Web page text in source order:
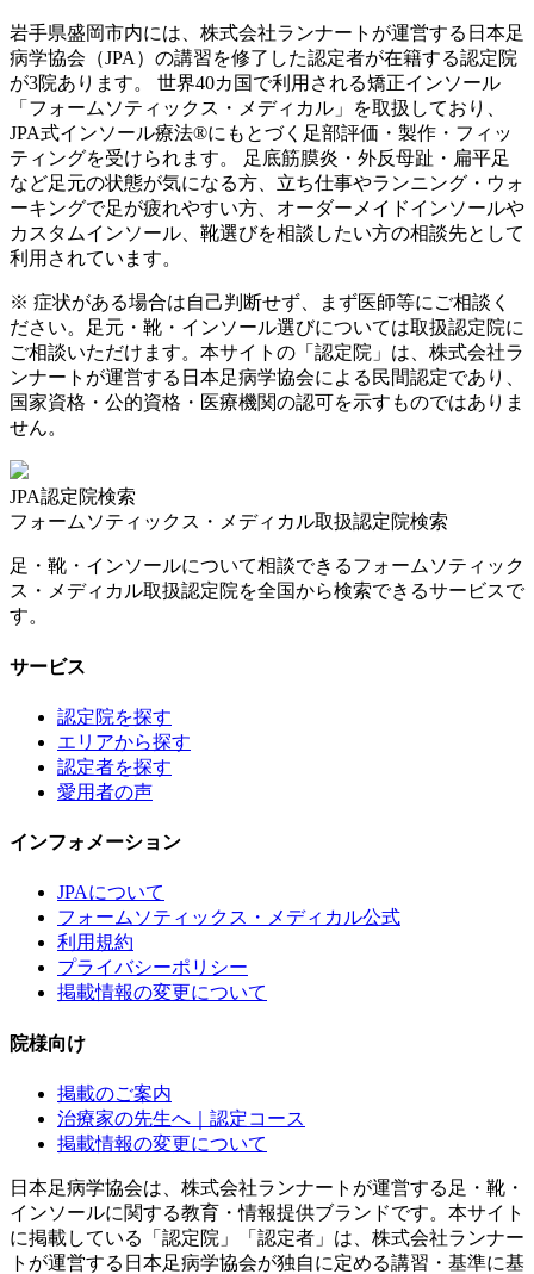
岩手県盛岡市内には、株式会社ランナートが運営する日本足
病学協会（JPA）の講習を修了した認定者が在籍する認定院
が3院あります。 世界40カ国で利用される矯正インソール
「フォームソティックス・メディカル」を取扱しており、
JPA式インソール療法®にもとづく足部評価・製作・フィッ
ティングを受けられます。 足底筋膜炎・外反母趾・扁平足
など足元の状態が気になる方、立ち仕事やランニング・ウォ
ーキングで足が疲れやすい方、オーダーメイドインソールや
カスタムインソール、靴選びを相談したい方の相談先として
利用されています。
※ 症状がある場合は自己判断せず、まず医師等にご相談く
ださい。足元・靴・インソール選びについては取扱認定院に
ご相談いただけます。本サイトの「認定院」は、株式会社ラ
ンナートが運営する日本足病学協会による民間認定であり、
国家資格・公的資格・医療機関の認可を示すものではありま
せん。
JPA認定院検索
フォームソティックス・メディカル取扱認定院検索
足・靴・インソールについて相談できるフォームソティック
ス・メディカル取扱認定院を全国から検索できるサービスで
す。
サービス
認定院を探す
エリアから探す
認定者を探す
愛用者の声
インフォメーション
JPAについて
フォームソティックス・メディカル公式
利用規約
プライバシーポリシー
掲載情報の変更について
院様向け
掲載のご案内
治療家の先生へ｜認定コース
掲載情報の変更について
日本足病学協会は、株式会社ランナートが運営する足・靴・
インソールに関する教育・情報提供ブランドです。本サイト
に掲載している「認定院」「認定者」は、株式会社ランナー
トが運営する日本足病学協会が独自に定める講習・基準に基